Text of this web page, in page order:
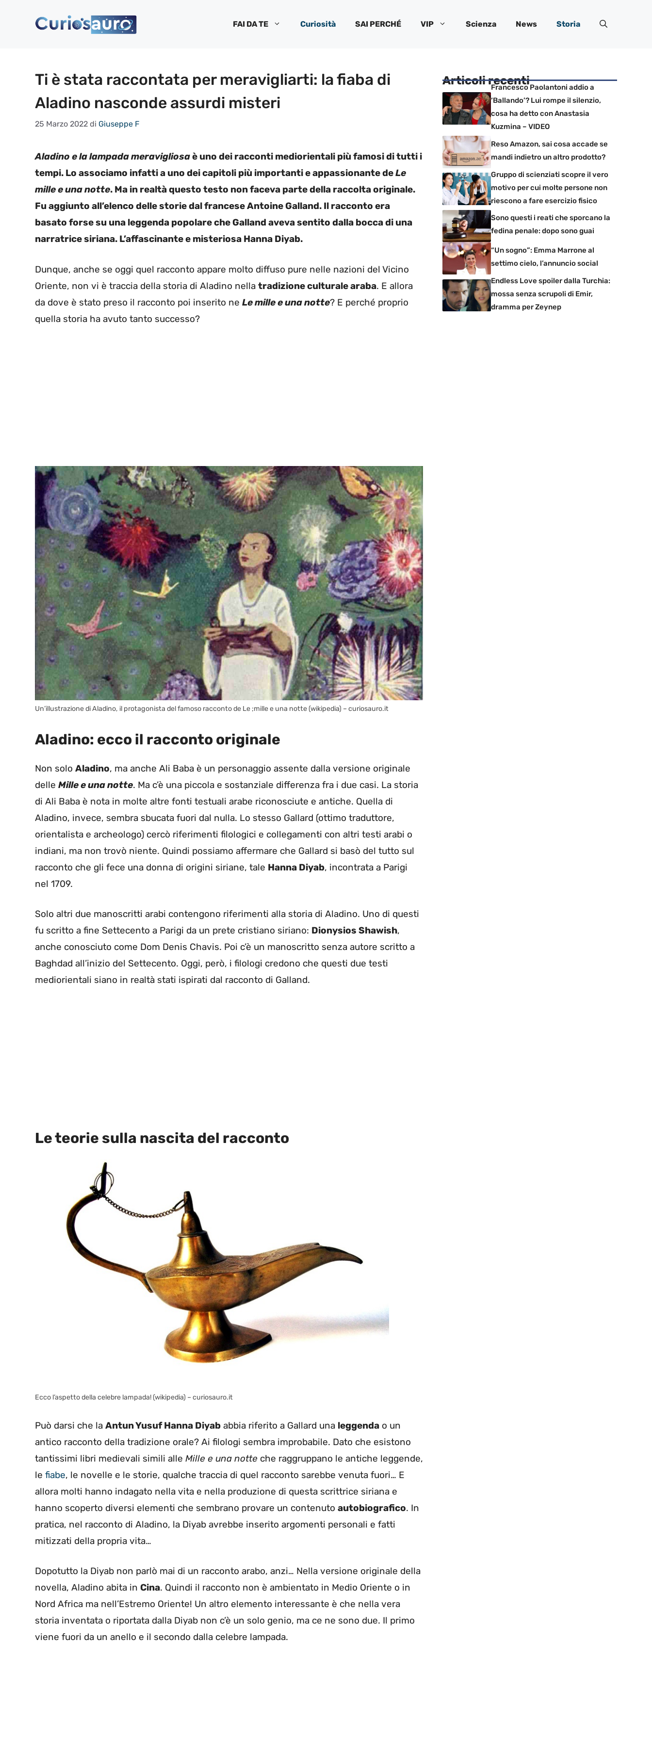
FAI DA TE Curiosità SAI PERCHÉ VIP Scienza News Storia
Ti è stata raccontata per meravigliarti: la fiaba di
Aladino nasconde assurdi misteri
25 Marzo 2022 di Giuseppe F
Aladino e la lampada meravigliosaè uno dei racconti mediorientali più famosi di tutti i
tempi. Lo associamo infatti a uno dei capitoli più importanti e appassionante deLe
mille e una notte. Ma in realtà questo testo non faceva parte della raccolta originale.
Fu aggiunto all’elenco delle storie dal francese Antoine Galland. Il racconto era
basato forse su una leggenda popolare che Galland aveva sentito dalla bocca di una
narratrice siriana. L’affascinante e misteriosa Hanna Diyab.
Dunque, anche se oggi quel racconto appare molto diffuso pure nelle nazioni del Vicino
Oriente, non vi è traccia della storia di Aladino nella tradizione culturale araba. E allora
da dove è stato preso il racconto poi inserito ne Le mille e una notte? E perché proprio
quella storia ha avuto tanto successo?
Un’illustrazione di Aladino, il protagonista del famoso racconto de Le ;mille e una notte (wikipedia) – curiosauro.it
Aladino: ecco il racconto originale
Non solo Aladino, ma anche Ali Baba è un personaggio assente dalla versione originale
delle Mille e una notte. Ma c’è una piccola e sostanziale differenza fra i due casi. La storia
di Ali Baba è nota in molte altre fonti testuali arabe riconosciute e antiche. Quella di
Aladino, invece, sembra sbucata fuori dal nulla. Lo stesso Gallard (ottimo traduttore,
orientalista e archeologo) cercò riferimenti filologici e collegamenti con altri testi arabi o
indiani, ma non trovò niente. Quindi possiamo affermare che Gallard si basò del tutto sul
racconto che gli fece una donna di origini siriane, tale Hanna Diyab, incontrata a Parigi
nel 1709.
Solo altri due manoscritti arabi contengono riferimenti alla storia di Aladino. Uno di questi
fu scritto a fine Settecento a Parigi da un prete cristiano siriano: Dionysios Shawish,
anche conosciuto come Dom Denis Chavis. Poi c’è un manoscritto senza autore scritto a
Baghdad all’inizio del Settecento. Oggi, però, i filologi credono che questi due testi
mediorientali siano in realtà stati ispirati dal racconto di Galland.
Le teorie sulla nascita del racconto
Ecco l’aspetto della celebre lampada! (wikipedia) – curiosauro.it
Può darsi che la Antun Yusuf Hanna Diyab abbia riferito a Gallard una leggenda o un
antico racconto della tradizione orale? Ai filologi sembra improbabile. Dato che esistono
tantissimi libri medievali simili alle Mille e una notte che raggruppano le antiche leggende,
le fiabe, le novelle e le storie, qualche traccia di quel racconto sarebbe venuta fuori… E
allora molti hanno indagato nella vita e nella produzione di questa scrittrice siriana e
hanno scoperto diversi elementi che sembrano provare un contenuto autobiografico. In
pratica, nel racconto di Aladino, la Diyab avrebbe inserito argomenti personali e fatti
mitizzati della propria vita…
Dopotutto la Diyab non parlò mai di un racconto arabo, anzi… Nella versione originale della
novella, Aladino abita in Cina. Quindi il racconto non è ambientato in Medio Oriente o in
Nord Africa ma nell’Estremo Oriente! Un altro elemento interessante è che nella vera
storia inventata o riportata dalla Diyab non c’è un solo genio, ma ce ne sono due. Il primo
viene fuori da un anello e il secondo dalla celebre lampada.
Articoli recentiFrancesco Paolantoni addio a
‘Ballando’? Lui rompe il silenzio,
cosa ha detto con Anastasia
Kuzmina – VIDEO
Reso Amazon, sai cosa accade se
mandi indietro un altro prodotto?
Gruppo di scienziati scopre il vero
motivo per cui molte persone non
riescono a fare esercizio fisico
Sono questi i reati che sporcano la
fedina penale: dopo sono guai
“Un sogno”: Emma Marrone al
settimo cielo, l’annuncio social
Endless Love spoiler dalla Turchia:
mossa senza scrupoli di Emir,
dramma per Zeynep